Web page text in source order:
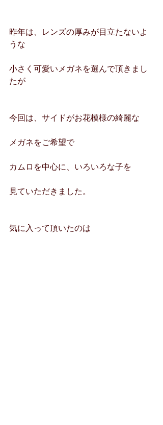
昨年は、レンズの厚みが目立たないよ
うな
小さく可愛いメガネを選んで頂きまし
たが
今回は、サイドがお花模様の綺麗な
メガネをご希望で
カムロを中心に、いろいろな子を
見ていただきました。
気に入って頂いたのは